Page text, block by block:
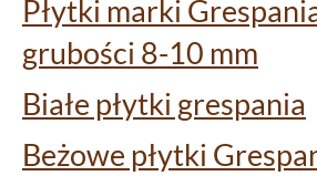
Płytki marki
grubości 8-10 mm
Białe płytki grespania
Beżowe płytki